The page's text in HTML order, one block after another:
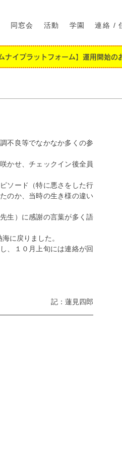
同窓会 活動 学園 連絡 /
ナイプラットフォーム】運用開始の
不良等でなかなか多くの参
かせ、チェックイン後全員
ソード（特に悪さをした行
のか、当時の生き様の違い
生）に感謝の言葉が多く語
に戻りました。
、１０月上旬には連絡が回
記：蓮見四郎